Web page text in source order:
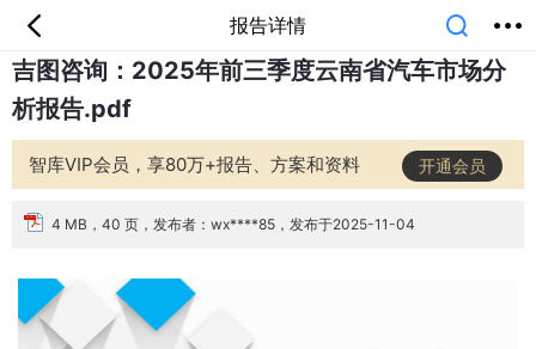
报告详情
首页 分类 专题 会员
我的
课堂
生活
汽车
吉图咨询：2025年前三季度云南省汽车市场分
析报告.pdf
智库VIP会员，享80万+报告、方案和资料 开通会员
4 MB，40 页，发布者：wx****85，发布于2025-11-04